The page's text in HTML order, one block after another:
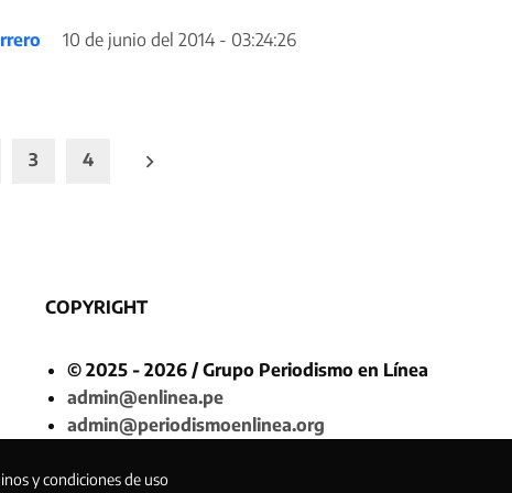
10 de junio del 2014 - 03:24:26
3 4
COPYRIGHT
© 2025 - 2026 / Grupo Periodismo en Línea
admin@enlinea.pe
admin@periodismoenlinea.org
y condiciones de uso